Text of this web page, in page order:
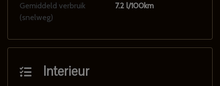
Gemiddeld verbruik
(snelweg)
7.2 l/100km
Interieur